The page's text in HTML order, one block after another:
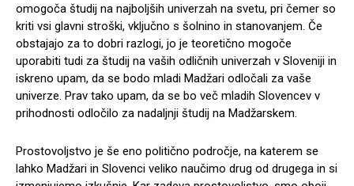
omogoča študij na najboljših univerzah na svetu, pri čemer so
kriti vsi glavni stroški, vključno s šolnino in stanovanjem. Če
obstajajo za to dobri razlogi, jo je teoretično mogoče
uporabiti tudi za študij na vaših odličnih univerzah v Sloveniji in
iskreno upam, da se bodo mladi Madžari odločali za vaše
univerze. Prav tako upam, da se bo več mladih Slovencev v
prihodnosti odločilo za nadaljnji študij na Madžarskem.
Prostovoljstvo je še eno politično področje, na katerem se
lahko Madžari in Slovenci veliko naučimo drug od drugega in si